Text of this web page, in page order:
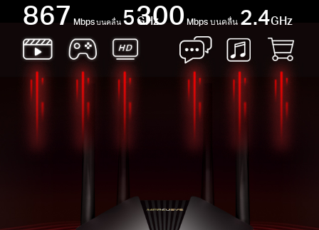
867 Mbpsบนคลื่น 5 GHz
300 Mbps บนคลื่น 2.4GHz